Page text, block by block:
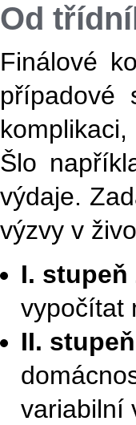
Od
Finálové
případové
Šlo
výdaje.
výzvy v
I. stupeň
vypočítat
II.
variabilní